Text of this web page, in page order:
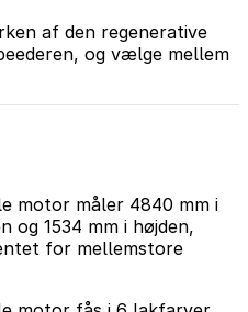
af den regenerative
og vælge mellem
motor måler 4840 mm i
og 1534 mm i højden,
for mellemstore